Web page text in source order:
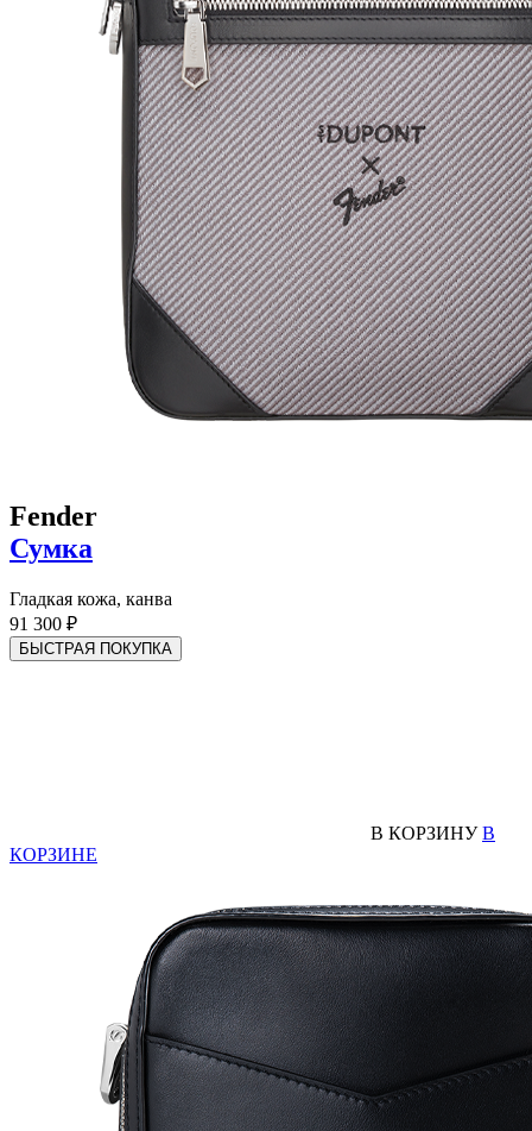
Fender
Сумка
Гладкая кожа, канва
91 300 ₽
БЫСТРАЯ ПОКУПКА
В КОРЗИНУ В
КОРЗИНЕ